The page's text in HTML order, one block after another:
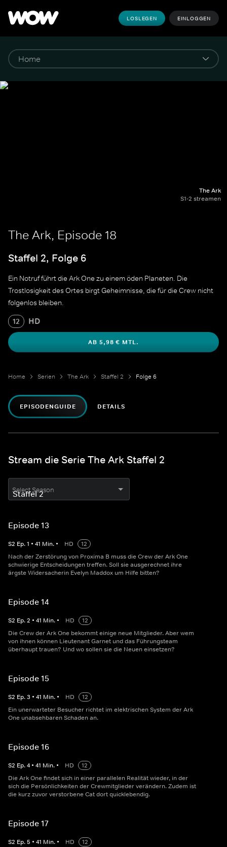
LOSLEGEN EINLOGGEN
The Ark
S1-2 streamen
The Ark, Episode 18
Staffel 2, Folge 6
Ein Notruf führt die Ark One zu einem öden Planeten. Die
Trostlosigkeit des Ortes birgt Geheimnisse, die für die Crew nicht
folgenlos bleiben.
12 HD
AB 5,98 € MTL.
Home Serien The Ark Staffel 2 Folge 6
EPISODENGUIDE DETAILS
Stream die Serie The Ark Staffel 2
Select Season
Episode 13
S2 Ep.1 • 41 Min. • HD
12
Nach der Zerstörung von Proxima B muss die Crew der Ark One
schwierige Entscheidungen treffen. Soll sie ausgerechnet ihre
ärgste Widersacherin Evelyn Maddox um Hilfe bitten?
Episode 14
S2 Ep.2 • 41 Min. • HD
12
Die Crew der Ark One bekommt einige neue Mitglieder. Aber wem
von ihnen können Lieutenant Garnet und das Führungsteam
überhaupt trauen? Und wo sollen sie die Neuen einsetzen?
Episode 15
S2 Ep.3 • 41 Min. • HD
12
Ein unerwarteter Besucher richtet im elektrischen System der Ark
One unabsehbaren Schaden an.
Episode 16
S2 Ep.4 • 41 Min. • HD
12
Die Ark One findet sich in einer parallelen Realität wieder, in der
sich die Persönlichkeiten der Crewmitglieder verändern. Zudem ist
die kurz zuvor verstorbene Cat dort quicklebendig.
Episode 17
S2 Ep.5 • 41 Min. • HD
12